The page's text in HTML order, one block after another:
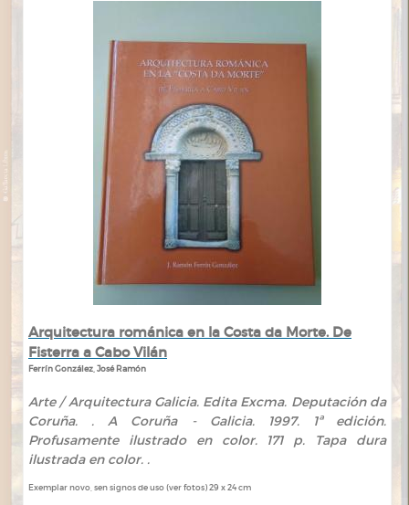
Arquitectura románica en la Costa da Morte. De
Fisterra a Cabo Vilán
Ferrín González, José Ramón
Arte / Arquitectura Galicia. Edita Excma. Deputación da
Coruña. . A Coruña - Galicia. 1997. 1ª edición.
Profusamente ilustrado en color. 171 p. Tapa dura
ilustrada en color. .
Exemplar novo, sen signos de uso (ver fotos) 29 x 24 cm